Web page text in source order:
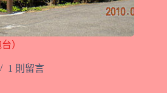
）
1 則留言